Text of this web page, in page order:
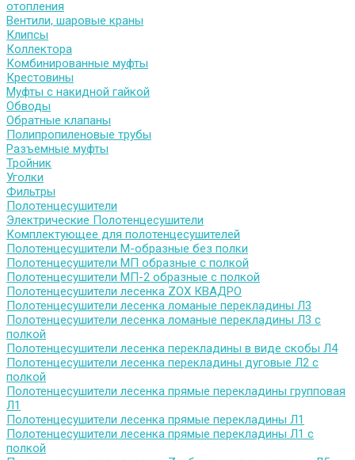
отопления
Вентили, шаровые краны
Клипсы
Коллектора
Комбинированные муфты
Крестовины
Муфты с накидной гайкой
Обводы
Обратные клапаны
Полипропиленовые трубы
Разъемные муфты
Тройник
Уголки
Фильтры
Полотенцесушители
Электрические Полотенцесушители
Комплектующее для полотенцесушителей
Полотенцесушители М-образные без полки
Полотенцесушители МП образные с полкой
Полотенцесушители МП-2 образные с полкой
Полотенцесушители лесенка ZOX КВАДРО
Полотенцесушители лесенка ломаные перекладины Л3
Полотенцесушители лесенка ломаные перекладины Л3 с
полкой
Полотенцесушители лесенка перекладины в виде скобы Л4
Полотенцесушители лесенка перекладины дуговые Л2 с
полкой
Полотенцесушители лесенка прямые перекладины групповая
Л1
Полотенцесушители лесенка прямые перекладины Л1
Полотенцесушители лесенка прямые перекладины Л1 с
полкой